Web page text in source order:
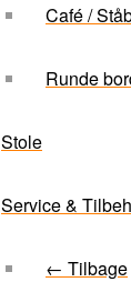
Café /
Runde
Stole
Service &
← Tilbage